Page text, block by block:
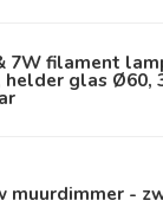
7W filament
helder glas Ø60,
muurdimmer -